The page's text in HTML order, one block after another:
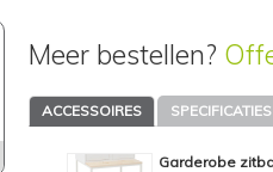
Meer bestellen?
ACCESSOIRES SPECIFICATIES
Garderobe